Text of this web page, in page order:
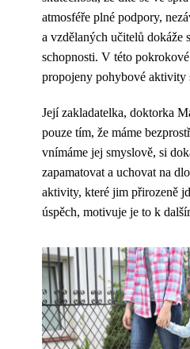
atmosféře plné podpory,
a vzdělaných učitelů dokáže
schopnosti. V této
propojeny pohybové aktivity
Její zakladatelka, doktorka
pouze tím, že máme
vnímáme jej smyslově, si
zapamatovat a uchovat na
aktivity, které jim přirozeně
úspěch, motivuje je to k